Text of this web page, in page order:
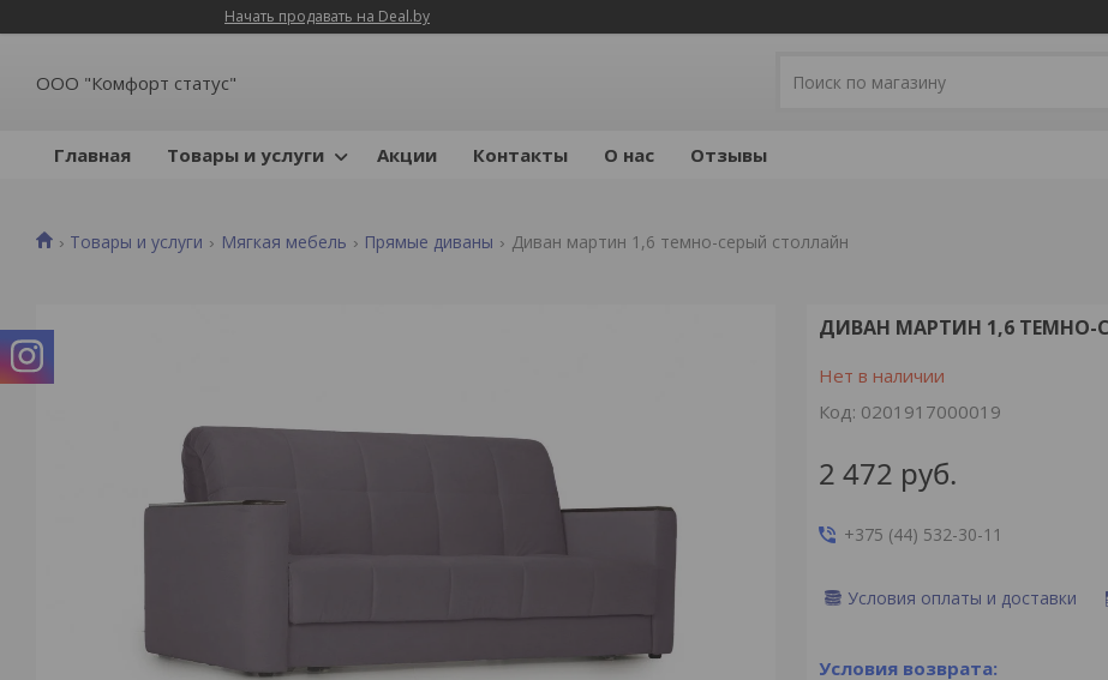
Начать продавать на Deal.by
ООО "Комфорт статус"
Главная Товары и услуги Акции Контакты О нас Отзывы
Товары и услуги Мягкая мебель Прямые диваны Диван мартин 1,6 темно-серый столлайн
ДИВАН МАРТИН 1,6
Нет в наличии
Код: 0201917000019
2 472 руб.
+375 (44) 532-30-11
Условия оплаты и доставки